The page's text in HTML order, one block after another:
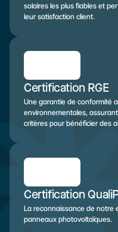
solaires les plus fiables et
leur satisfaction client.
Certification RGE
Une garantie de conformité
environnementales,
critères pour bénéficier des
Certification
La reconnaissance de notre
panneaux photovoltaïques.